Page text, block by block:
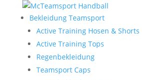
Bekleidung Teamsport
Active Training Hosen & Shorts
Active Training Tops
Regenbekleidung
Teamsport Caps